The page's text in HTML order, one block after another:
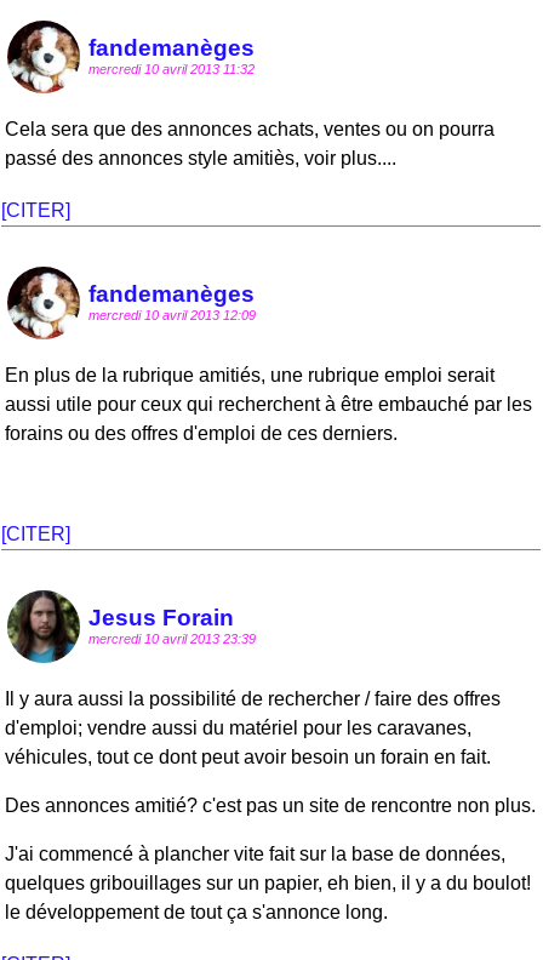
fandemanèges
mercredi 10 avril 2013 11:32
Cela sera que des annonces achats, ventes ou on pourra
passé des annonces style amitiès, voir plus....
[CITER]
fandemanèges
mercredi 10 avril 2013 12:09
En plus de la rubrique amitiés, une rubrique emploi serait
aussi utile pour ceux qui recherchent à être embauché par les
forains ou des offres d'emploi de ces derniers.
[CITER]
Jesus Forain
mercredi 10 avril 2013 23:39
Il y aura aussi la possibilité de rechercher / faire des offres
d'emploi; vendre aussi du matériel pour les caravanes,
véhicules, tout ce dont peut avoir besoin un forain en fait.
Des annonces amitié? c'est pas un site de rencontre non plus.
J'ai commencé à plancher vite fait sur la base de données,
quelques gribouillages sur un papier, eh bien, il y a du boulot!
le développement de tout ça s'annonce long.